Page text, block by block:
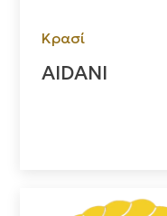
Κρασί
AIDANI